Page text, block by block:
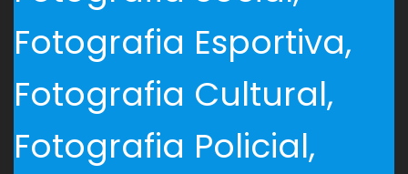
Fotografia Esportiva,
Fotografia Cultural,
Fotografia Policial,